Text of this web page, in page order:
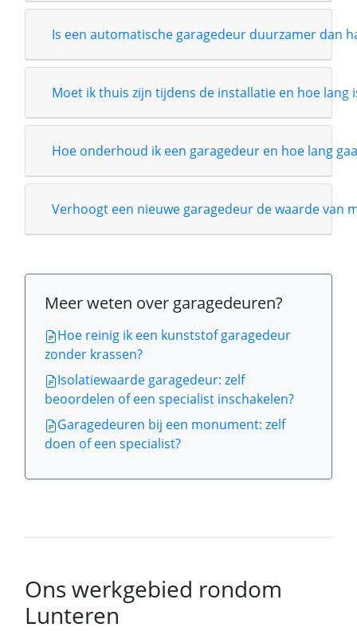
Is een automatische garagedeur duurzamer dan
Moet ik thuis zijn tijdens de installatie en hoe lang
Hoe onderhoud ik een garagedeur en hoe lang
Verhoogt een nieuwe garagedeur de waarde van
Meer weten over garagedeuren?
Hoe reinig ik een kunststof garagedeur
zonder krassen?
Isolatiewaarde garagedeur: zelf
beoordelen of een specialist inschakelen?
Garagedeuren bij een monument: zelf
doen of een specialist?
Ons werkgebied rondom
Lunteren